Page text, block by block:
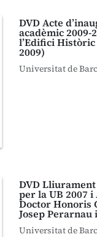
DVD Acte
acadèmic 2009-
l’Edifici Històric
2009)
Universitat de
DVD
per la UB 2007
Doctor Honoris
Josep Perarnau
Universitat de